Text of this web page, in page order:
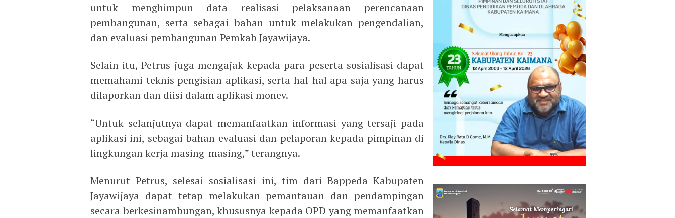
untuk menghimpun data realisasi pelaksanaan perencanaan
pembangunan, serta sebagai bahan untuk melakukan pengendalian,
dan evaluasi pembangunan Pemkab Jayawijaya.
Selain itu, Petrus juga mengajak kepada para peserta sosialisasi dapat
memahami teknis pengisian aplikasi, serta hal-hal apa saja yang harus
dilaporkan dan diisi dalam aplikasi monev.
“Untuk selanjutnya dapat memanfaatkan informasi yang tersaji pada
aplikasi ini, sebagai bahan evaluasi dan pelaporan kepada pimpinan di
lingkungan kerja masing-masing,” terangnya.
Menurut Petrus, selesai sosialisasi ini, tim dari Bappeda Kabupaten
Jayawijaya dapat tetap melakukan pemantauan dan pendampingan
secara berkesinambungan, khususnya kepada OPD yang memanfaatkan